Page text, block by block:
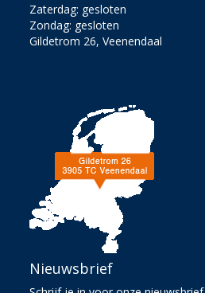
Zaterdag: gesloten
Zondag: gesloten
Gildetrom 26, Veenendaal
Nieuwsbrief